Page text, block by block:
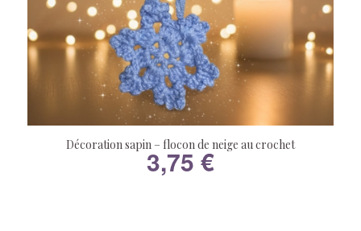
Décoration sapin – flocon de neige au crochet
3,75€